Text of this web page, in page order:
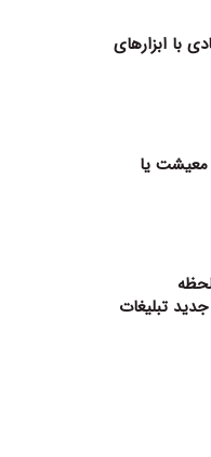
با ابزارهای
یا
تبلیغات